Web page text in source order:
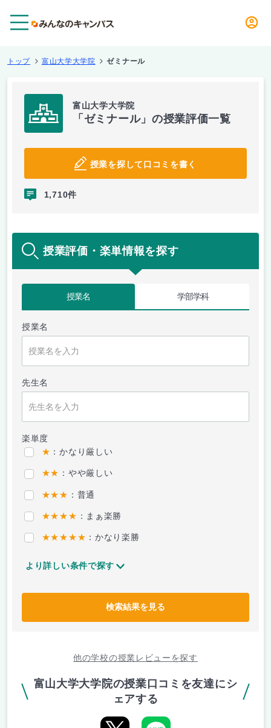
トップ 富山大学大学院 ゼミナール
富山大学大学院
「ゼミナール」の授業評価一覧
授業を探して口コミを書く
1,710件
授業評価・楽単情報を探す
授業名 学部学科
授業名
先生名
楽単度
★ ：かなり厳しい
★★ ：やや厳しい
★★★ ：普通
★★★★ ：まぁ楽勝
★★★★★ ：かなり楽勝
より詳しい条件で探す
検索結果を見る
他の学校の授業レビューを探す
富山大学大学院の授業口コミを友達にシ
ェアする